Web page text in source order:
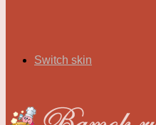
Switch skin